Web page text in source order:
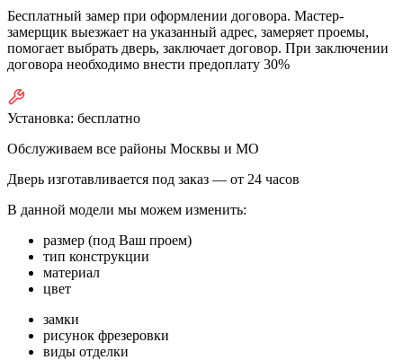
Бесплатный замер при оформлении договора. Мастер-
замерщик выезжает на указанный адрес, замеряет проемы,
помогает выбрать дверь, заключает договор. При заключении
договора необходимо внести предоплату 30%
Установка: бесплатно
Обслуживаем все районы Москвы и МО
Дверь изготавливается под заказ — от 24 часов
В данной модели мы можем изменить:
размер (под Ваш проем)
тип конструкции
материал
цвет
замки
рисунок фрезеровки
виды отделки